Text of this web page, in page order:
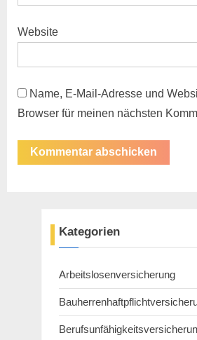
Website
Name, E-Mail-Adresse und
Browser für meinen nächsten
Kategorien
Arbeitslosenversicherung